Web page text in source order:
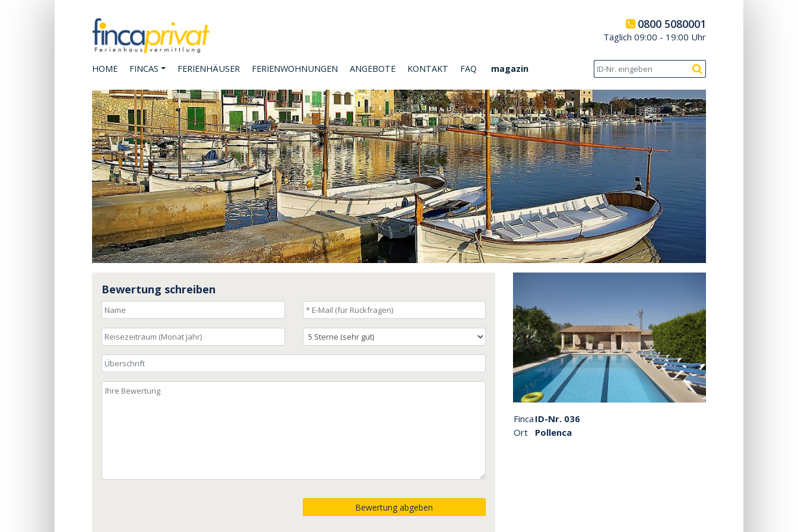
0800 5080001
Täglich 09:00 - 19:00 Uhr
HOME FINCAS FERIENHÄUSER FERIENWOHNUNGEN ANGEBOTE KONTAKT FAQ magazin
Bewertung schreiben
Bewertung abgeben
Finca ID-Nr. 036
Ort
Pollenca